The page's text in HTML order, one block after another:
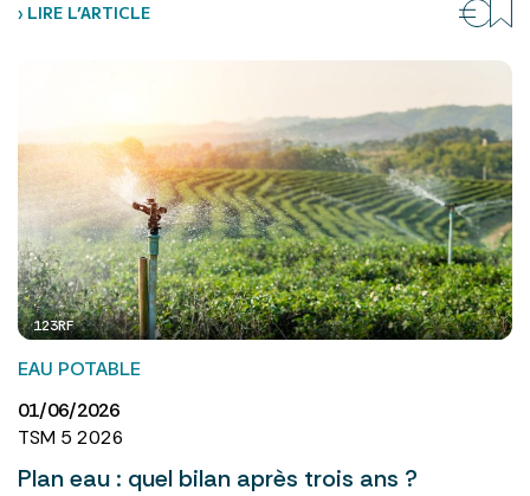
› LIRE L’ARTICLE
123RF
EAU POTABLE
01/06/2026
TSM 5 2026
Plan eau : quel bilan après trois ans ?